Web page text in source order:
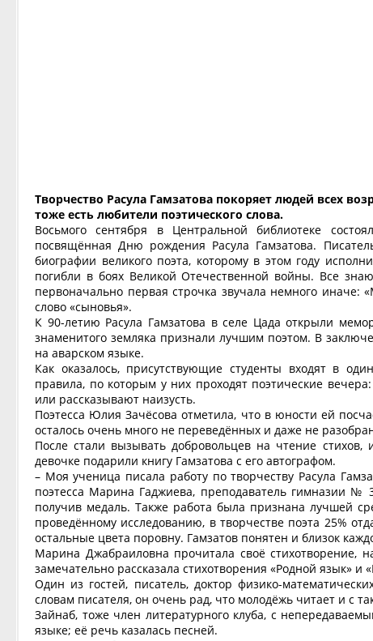
Творчество Расула Гамзатова покоряет людей всех
тоже есть любители поэтического слова.
Восьмого сентября в Центральной библиотеке
посвящённая Дню рождения Расула Гамзатова.
биографии великого поэта, которому в этом году
погибли в боях Великой Отечественной войны. Все
первоначально первая строчка звучала немного
слово «сыновья».
К 90-летию Расула Гамзатова в селе Цада открыли
знаменитого земляка признали лучшим поэтом. В
на аварском языке.
Как оказалось, присутствующие студенты входят в
правила, по которым у них проходят поэтические
или рассказывают наизусть.
Поэтесса Юлия Зачёсова отметила, что в юности ей
осталось очень много не переведённых и даже не
После стали вызывать добровольцев на чтение
девочке подарили книгу Гамзатова с его автографом.
– Моя ученица писала работу по творчеству Расула
поэтесса Марина Гаджиева, преподаватель гимназии
получив медаль. Также работа была признана лучшей
проведённому исследованию, в творчестве поэта 25%
остальные цвета поровну. Гамзатов понятен и близок
Марина Джабраиловна прочитала своё стихотворение,
замечательно рассказала стихотворения «Родной язык» и
Один из гостей, писатель, доктор физико-
словам писателя, он очень рад, что молодёжь читает и с
Зайнаб, тоже член литературного клуба, с
языке; её речь казалась песней.